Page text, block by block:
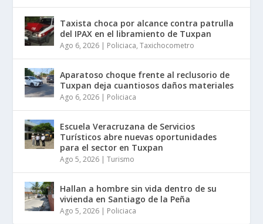
Taxista choca por alcance contra patrulla
del IPAX en el libramiento de Tuxpan
Ago 6, 2026 Policiaca,Taxichocometro
Aparatoso choque frente al reclusorio de
Tuxpan deja cuantiosos daños materiales
Ago 6, 2026 Policiaca
Escuela Veracruzana de Servicios
Turísticos abre nuevas oportunidades
para el sector en Tuxpan
Ago 5, 2026 |Turismo
Hallan a hombre sin vida dentro de su
vivienda en Santiago de la Peña
Ago 5, 2026 Policiaca